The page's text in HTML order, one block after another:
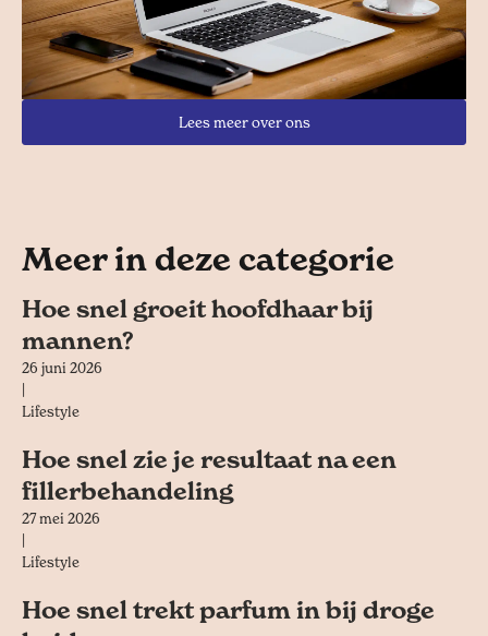
Lees meer over ons
Meer in deze categorie
Hoe snel groeit hoofdhaar bij
mannen?
26 juni 2026
|
Lifestyle
Hoe snel zie je resultaat na een
fillerbehandeling
27 mei 2026
|
Lifestyle
Hoe snel trekt parfum in bij droge